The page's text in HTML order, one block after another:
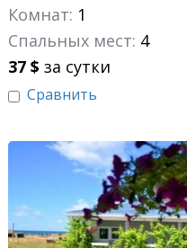
Комнат: 1
Спальных мест: 4
37 $ за сутки
Сравнить